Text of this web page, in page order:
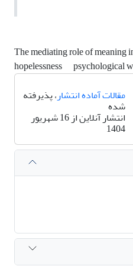
The mediating role of meaning
hopelessness
psychological
مقالات آماده انتشار، پذیرفته
شده
انتشار آنلاین از 16 شهریور
1404